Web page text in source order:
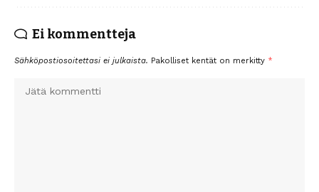
Ei kommentteja
Sähköpostiosoitettasi ei julkaista. Pakolliset kentät on merkitty *